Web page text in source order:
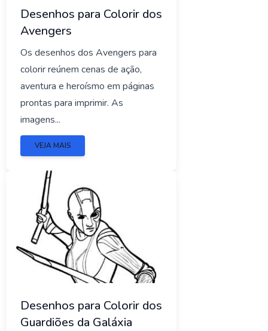
Desenhos para Colorir dos
Avengers
Os desenhos dos Avengers para
colorir reúnem cenas de ação,
aventura e heroísmo em páginas
prontas para imprimir. As
imagens...
VEJA MAIS
Desenhos para Colorir dos
Guardiões da Galáxia